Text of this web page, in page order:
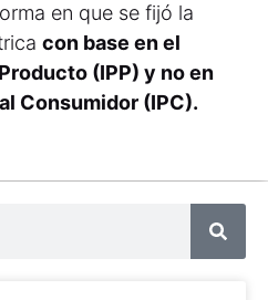
en que se fijó la
con base en el
(IPP) y no en
Consumidor (IPC).